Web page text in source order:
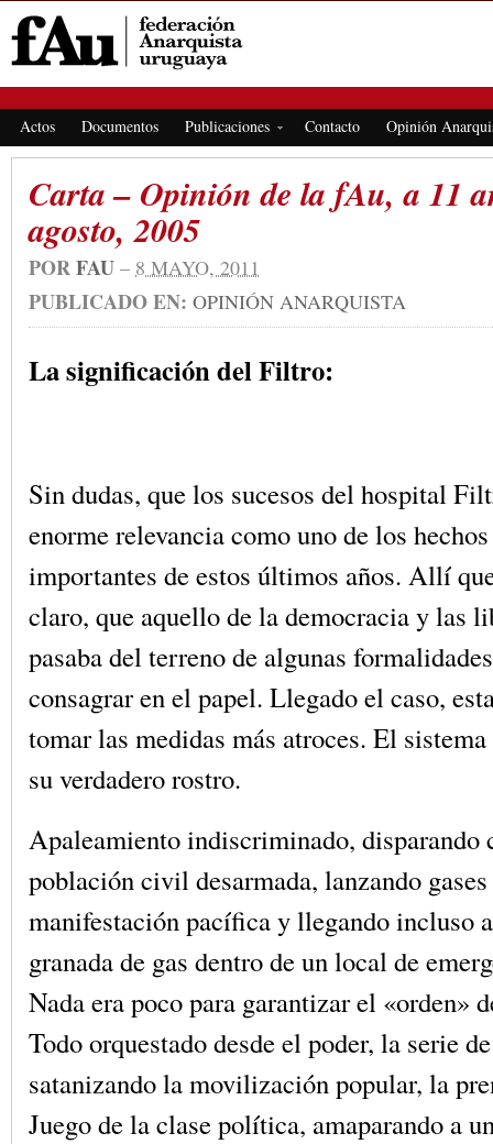
Actos Documentos Publicaciones Contacto Opinión
Carta – Opinión de la fAu, a 11
agosto, 2005
PORFAU – 8 MAYO, 2011
PUBLICADO EN: OPINIÓN ANARQUISTA
La significación del Filtro:
Sin dudas, que los sucesos del hospital
enorme relevancia como uno de los
importantes de estos últimos años. Allí
claro, que aquello de la democracia y las
pasaba del terreno de algunas
consagrar en el papel. Llegado el caso,
tomar las medidas más atroces. El
su verdadero rostro.
Apaleamiento indiscriminado, disparando
población civil desarmada, lanzando
manifestación pacífica y llegando incluso
granada de gas dentro de un local de
Nada era poco para garantizar el «orden»
Todo orquestado desde el poder, la serie
satanizando la movilización popular, la
Juego de la clase política, amaparando a